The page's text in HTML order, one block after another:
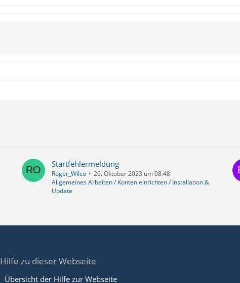
Startfehlermeldung
Roger_Wilco
26. Oktober 2023 um 08:48
Allgemeines Arbeiten / Konten einrichten / Installation &
Update
Hilfe zu dieser Webseite
Übersicht der Hilfe zur Webseite